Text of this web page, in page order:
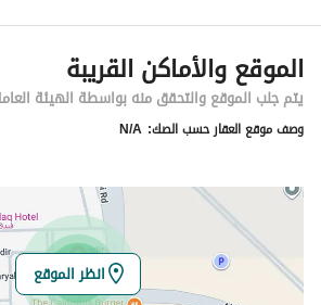
الموقع والأماكن القريبة
يتم جلب الموقع والتحقق منه بواسطة الهيئة
وصف موقع العقار حسب الصك: N/A
انظر الموقع